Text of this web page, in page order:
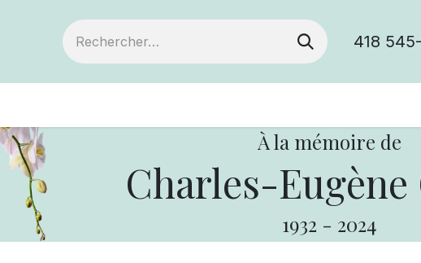
418
À la mémoire de
Charles-
1932 - 2024